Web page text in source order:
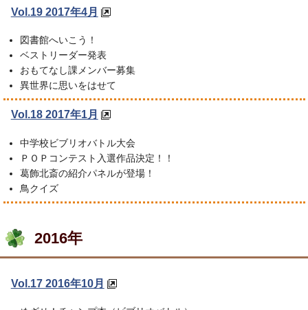
Vol.19 2017年4月
図書館へいこう！
ベストリーダー発表
おもてなし課メンバー募集
異世界に思いをはせて
Vol.18 2017年1月
中学校ビブリオバトル大会
ＰＯＰコンテスト入選作品決定！！
葛飾北斎の紹介パネルが登場！
鳥クイズ
2016年
Vol.17 2016年10月